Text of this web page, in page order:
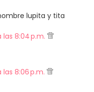
lupita y tita
las 8:04 p.m.
las 8:06 p.m.